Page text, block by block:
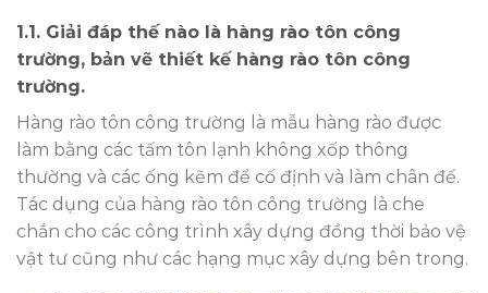
1.1. Giải đáp thế nào là hàng rào tôn công
trường, bản vẽ thiết kế hàng rào tôn công
trường.
Hàng rào tôn công trường là mẫu hàng rào được
làm bằng các tấm tôn lạnh không xốp thông
thường và các ống kẽm để cố định và làm chân đế.
Tác dụng của hàng rào tôn công trường là che
chắn cho các công trình xây dựng đồng thời bảo vệ
vật tư cũng như các hạng mục xây dựng bên trong.